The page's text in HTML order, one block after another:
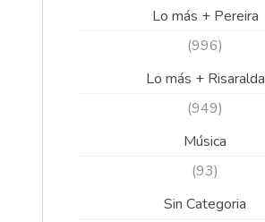
Lo más + Pereira
(996)
Lo más + Risaralda
(949)
Música
(93)
Sin Categoria